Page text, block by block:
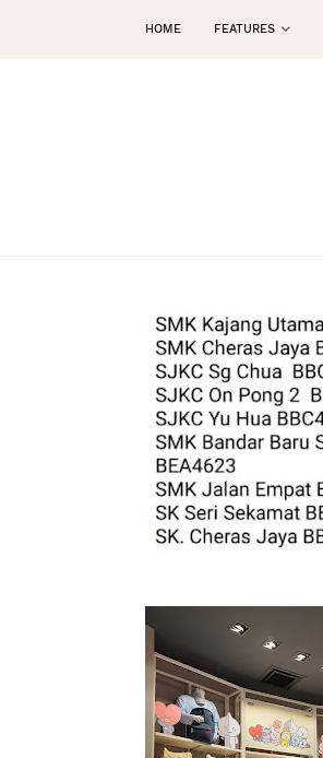
HOME FEATURES